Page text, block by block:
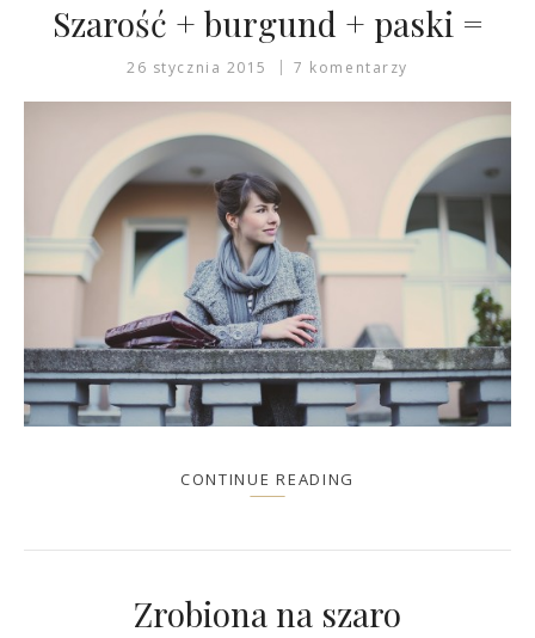
Szarość + burgund + paski =
26 stycznia 2015 7 komentarzy
CONTINUE READING
Zrobiona na szaro